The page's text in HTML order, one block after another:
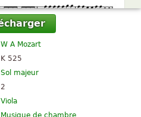
W A Mozart
K 525
Sol majeur
2
Viola